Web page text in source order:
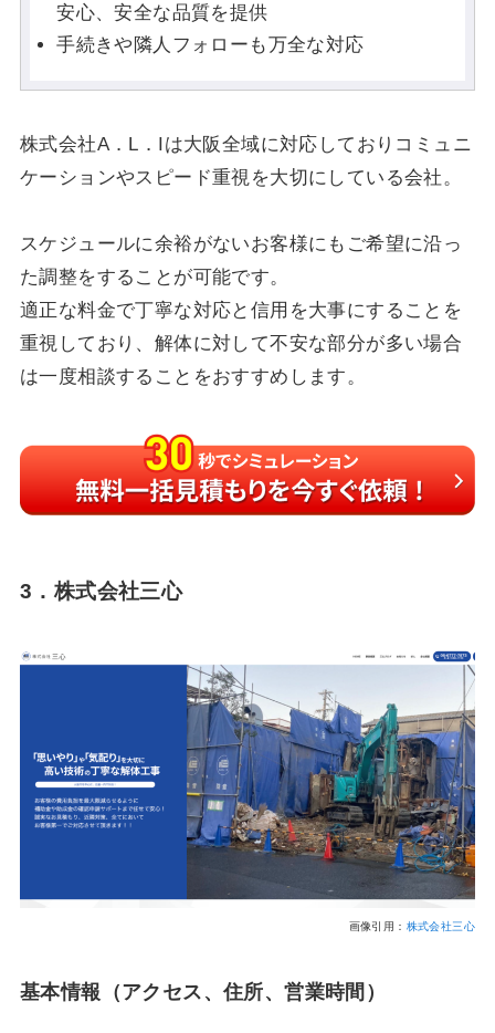
安心、安全な品質を提供
手続きや隣人フォローも万全な対応
株式会社A．L．Iは大阪全域に対応しておりコミュニ
ケーションやスピード重視を大切にしている会社。
スケジュールに余裕がないお客様にもご希望に沿っ
た調整をすることが可能です。
適正な料金で丁寧な対応と信用を大事にすることを
重視しており、解体に対して不安な部分が多い場合
は一度相談することをおすすめします。
3．株式会社三心
画像引用： 株式会社三心
基本情報（アクセス、住所、営業時間）